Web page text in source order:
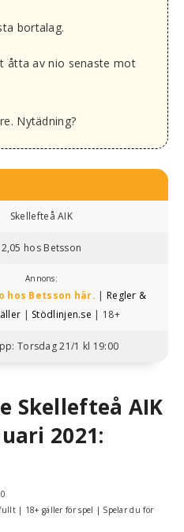
bortalag.
åtta av nio senaste mot
Nytädning?
Skellefteå AIK
2,05 hos Betsson
Annons:
hos Betsson här. | Regler &
| Stödlinjen.se | 18+
Torsdag 21/1 kl 19:00
Skellefteå AIK
2021:
| 18+ gäller för spel | Spelar du för